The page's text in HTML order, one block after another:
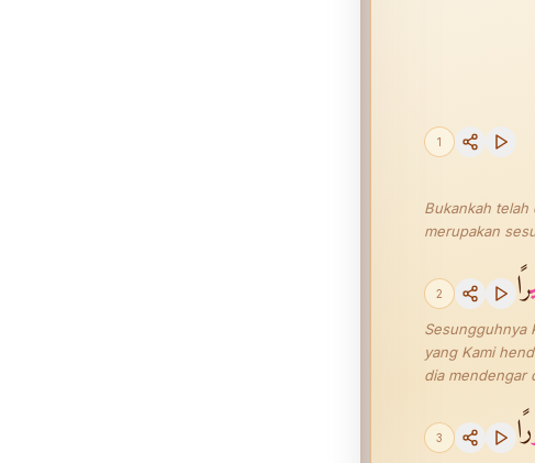
1
Bukankah telah
merupakan
رًا 2
Sesungguhnya
yang Kami
dia mendengar
رًا 3